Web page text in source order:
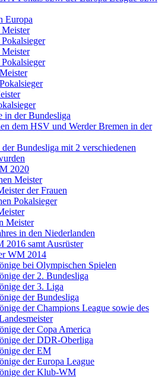
Europa
in der Bundesliga
dem HSV und Werder Bremen in der
Bundesliga mit 2 verschiedenen
2020
Meister
der Frauen
Pokalsieger
Meister
in den Niederlanden
2016 samt Ausrüster
WM 2014
bei Olympischen Spielen
der 2. Bundesliga
der 3. Liga
der Bundesliga
der Champions League sowie des
der Copa America
der DDR-Oberliga
der EM
der Europa League
der Klub-WM